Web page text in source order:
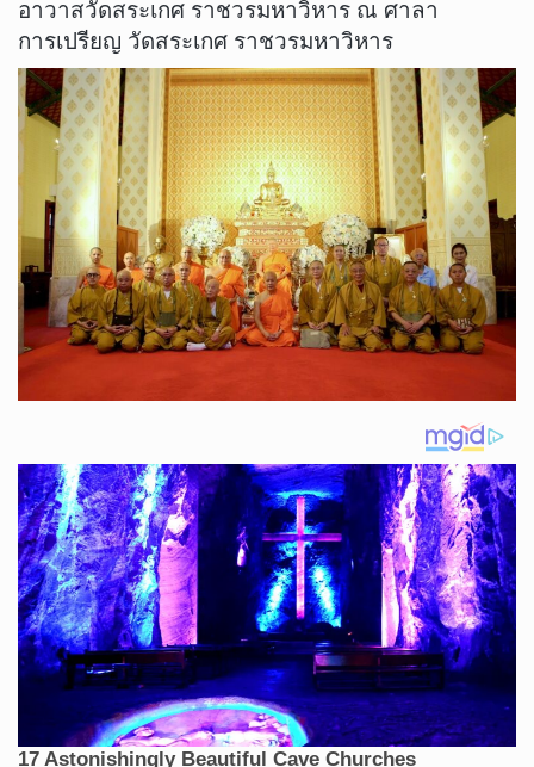
อาวาสวัดสระเกศ ราชวรมหาวิหาร ณ ศาลา
การเปรียญ วัดสระเกศ ราชวรมหาวิหาร